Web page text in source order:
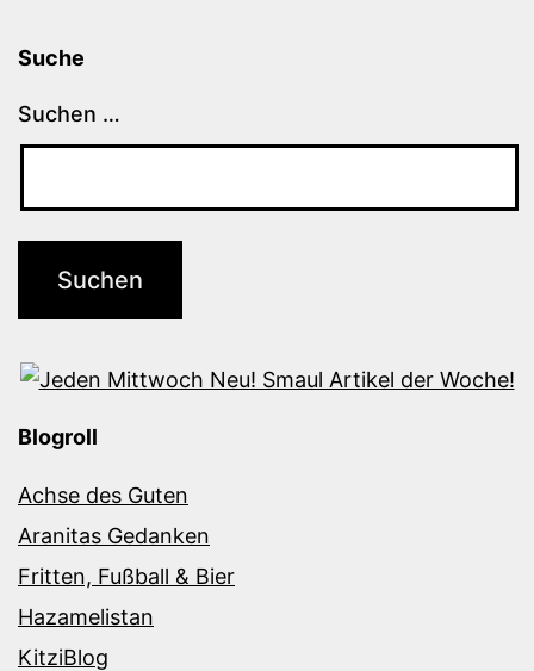
Suche
Suchen …
Blogroll
Achse des Guten
Aranitas Gedanken
Fritten, Fußball & Bier
Hazamelistan
KitziBlog